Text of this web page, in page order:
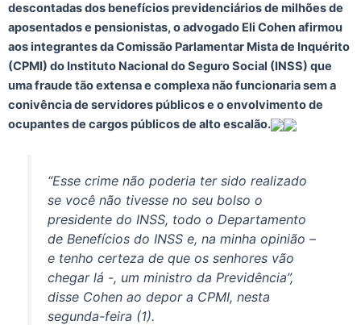
descontadas dos benefícios previdenciários de milhões de
aposentados e pensionistas, o advogado Eli Cohen afirmou
aos integrantes da Comissão Parlamentar Mista de Inquérito
(CPMI) do Instituto Nacional do Seguro Social (INSS) que
uma fraude tão extensa e complexa não funcionaria sem a
conivência de servidores públicos e o envolvimento de
ocupantes de cargos públicos de alto escalão.
“Esse crime não poderia ter sido realizado
se você não tivesse no seu bolso o
presidente do INSS, todo o Departamento
de Benefícios do INSS e, na minha opinião –
e tenho certeza de que os senhores vão
chegar lá -, um ministro da Previdência”,
disse Cohen ao depor a CPMI, nesta
segunda-feira (1).